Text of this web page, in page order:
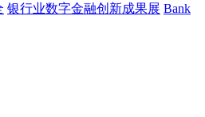
银行业数字金融创新成果展 Bank